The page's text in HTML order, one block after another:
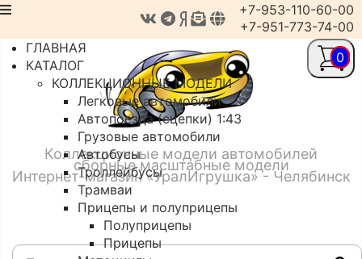
Коллекционные модели автомобилей
сборные масштабные модели
Интернет-магазин «УралИгрушка» - Челябинск
+7-953-110-60-00
+7-951-773-74-00
ГЛАВНАЯ
КАТАЛОГ
КОЛЛЕКЦИОННЫЕ МОДЕЛИ
Легковые автомобили
Автопоезда (сцепки) 1:43
Грузовые автомобили
Автобусы
Троллейбусы
Трамваи
Прицепы и полуприцепы
Полуприцепы
Прицепы
0